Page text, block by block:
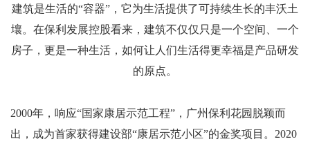
建筑是生活的“容器” ，它为生活提供了可持续生长的丰沃土
壤。在保利发展控股看来，建筑不仅仅只是一个空间、一个
房子，更是一种生活，如何让人们生活得更幸福是产品研发
的原点。
2000年，响应“国家康居示范工程” ，广州保利花园脱颖而
出，成为首家获得建设部“康居示范小区”的金奖项目。 2020